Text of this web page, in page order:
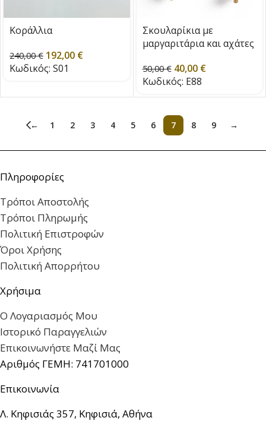
Κοράλλια
240,00€ 192,00 €
Κωδικός: S01
Σκουλαρίκια με
μαργαριτάρια και αχάτες
50,00€ 40,00 €
Κωδικός: Ε88
← 1 2 3 4 5 6 7 8 9 →
Πληροφορίες
Τρόποι Αποστολής
Τρόποι Πληρωμής
Πολιτική Επιστροφών
Όροι Χρήσης
Πολιτική Απορρήτου
Χρήσιμα
Ο Λογαριασμός Μου
Ιστορικό Παραγγελιών
Επικοινωνήστε Μαζί Μας
Αριθμός ΓΕΜΗ: 741701000
Επικοινωνία
Λ. Κηφισιάς 357, Κηφισιά, Αθήνα